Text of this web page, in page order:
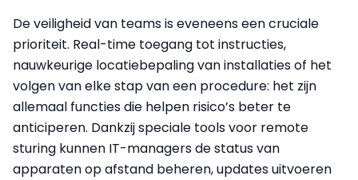
De veiligheid van teams is eveneens een cruciale
prioriteit. Real-time toegang tot instructies,
nauwkeurige locatiebepaling van installaties of het
volgen van elke stap van een procedure: het zijn
allemaal functies die helpen risico’s beter te
anticiperen. Dankzij speciale tools voor remote
sturing kunnen IT-managers de status van
apparaten op afstand beheren, updates uitvoeren